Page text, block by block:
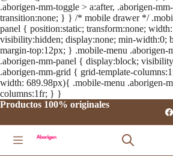
.aborigen-mm-toggle > a:after, .aborigen-
transition:none; } } /* mobile drawer */
panel { position:static; transform:none;
visibility:hidden; display:none; min-width:0;
margin-top:12px; } .mobile-menu .aborigen-
.aborigen-mm-panel { display:block;
.aborigen-mm-grid { grid-template-
width: 689.98px){ .mobile-menu .aborigen-
columns:1fr; } }
al
Productos 100% originales